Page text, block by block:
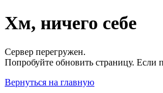
Хм, ничего себе
Сервер перегружен.
Попробуйте обновить страницу. Если
Вернуться на главную